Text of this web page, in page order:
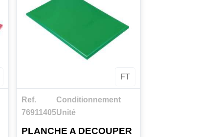
FT
Ref.
76911405
Conditionnement
Unité
PLANCHE A DECOUPER